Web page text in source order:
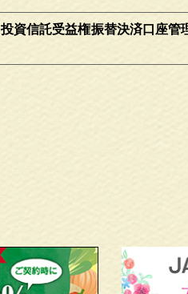
投資信託受益権振替決済口座管